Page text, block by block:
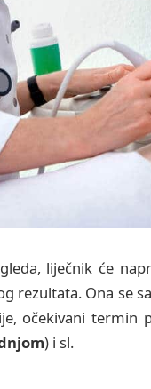
liječnik će
rezultata. Ona se
očekivani
) i sl.